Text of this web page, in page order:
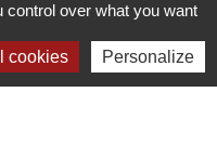
sociale pour un
over what you want
cookies Personalize